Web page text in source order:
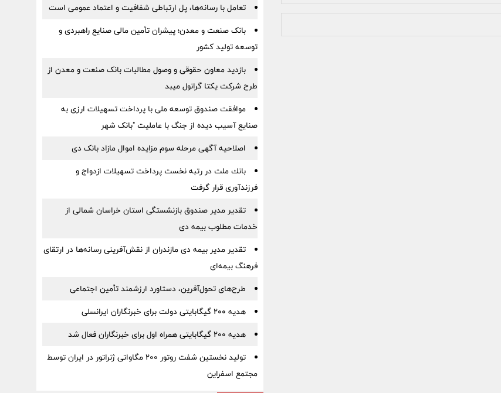
تعامل با رسانه‌ها، پل ارتباطی شفافیت و اعتماد عمومی است
بانک صنعت و معدن؛ پیشران تأمین مالی صنایع راهبردی و
توسعه تولید کشور
بازدید معاون حقوقی و وصول مطالبات بانک صنعت و معدن از
طرح شرکت یکتا گرانول میبد
موافقت صندوق توسعه ملی با پرداخت تسهیلات ارزی به
صنایع آسیب دیده از جنگ با عاملیت "بانک شهر
اصلاحیه آگهی مرحله سوم مزایده اموال مازاد بانک دی
بانك ملت در رتبه نخست پرداخت تسهیلات ازدواج و
فرزندآوری قرار گرفت
تقدیر مدیر صندوق بازنشستگی استان خراسان شمالی از
خدمات مطلوب بیمه دی
تقدیر مدیر بیمه دی مازندران از نقش‌آفرینی رسانه‌ها در ارتقای
فرهنگ بیمه‌ای
طرح‌های تحول‌آفرین، دستاورد ارزشمند تأمین اجتماعی
هدیه ۲۰۰ گیگابایتی دولت برای خبرنگاران ایرانسلی
هدیه ۲۰۰ گیگابایتی همراه اول برای خبرنگاران فعال شد
تولید نخستین شفت روتور ۲۰۰ مگاواتی ژنراتور در ایران توسط
مجتمع اسفراین